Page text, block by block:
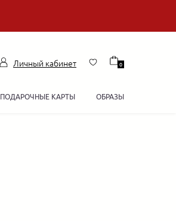
Личный кабинет 0
ПОДАРОЧНЫЕ КАРТЫ ОБРАЗЫ